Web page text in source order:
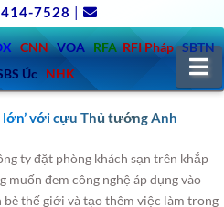
7528 |
CNN VOA RFA RFI Pháp SBTN
Úc NHK
lớn’ với cựu Thủ tướng Anh
ty đặt phòng khách sạn trên khắp
muốn đem công nghệ áp dụng vào
thế giới và tạo thêm việc làm trong